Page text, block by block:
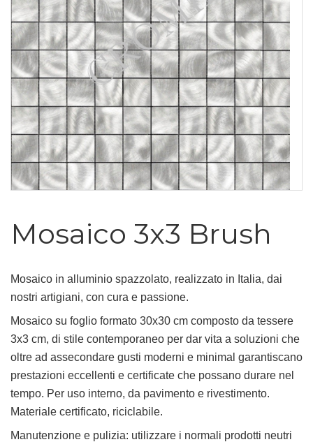
Mosaico 3x3 Brush
Mosaico in alluminio spazzolato, realizzato in Italia, dai
nostri artigiani, con cura e passione.
Mosaico su foglio formato 30x30 cm composto da tessere
3x3 cm, di stile contemporaneo per dar vita a soluzioni che
oltre ad assecondare gusti moderni e minimal garantiscano
prestazioni eccellenti e certificate che possano durare nel
tempo. Per uso interno, da pavimento e rivestimento.
Materiale certificato, riciclabile.
Manutenzione e pulizia: utilizzare i normali prodotti neutri